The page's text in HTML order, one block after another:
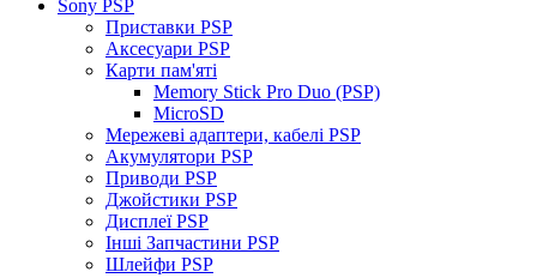
Sony PSP
Приставки PSP
Аксесуари PSP
Карти пам'яті
Memory Stick Pro Duo (PSP)
MicroSD
Мережеві адаптери, кабелі PSP
Акумулятори PSP
Приводи PSP
Джойстики PSP
Дисплеї PSP
Інші Запчастини PSP
Шлейфи PSP